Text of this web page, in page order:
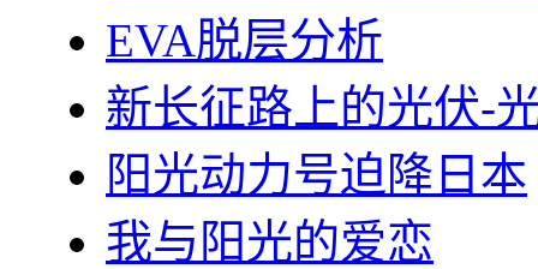
EVA脱层分析
新长征路上的光伏-
阳光动力号迫降日本
我与阳光的爱恋